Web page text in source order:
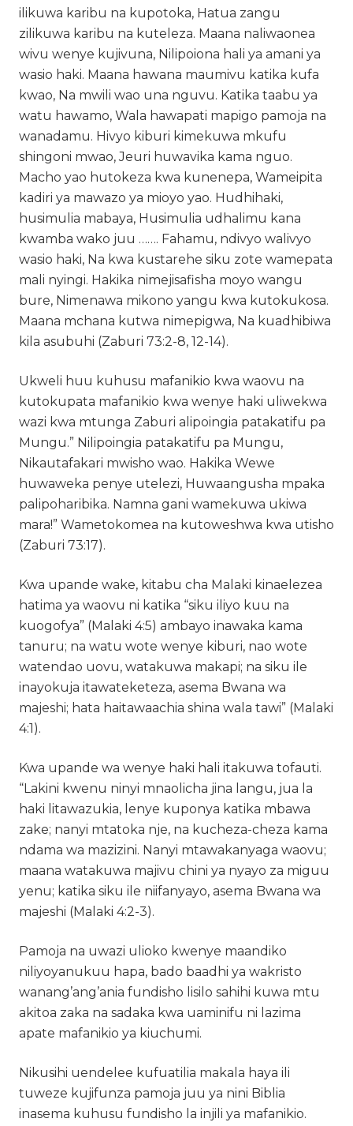
ilikuwa karibu na kupotoka, Hatua zangu
zilikuwa karibu na kuteleza. Maana naliwaonea
wivu wenye kujivuna, Nilipoiona hali ya amani ya
wasio haki. Maana hawana maumivu katika kufa
kwao, Na mwili wao una nguvu. Katika taabu ya
watu hawamo, Wala hawapati mapigo pamoja na
wanadamu. Hivyo kiburi kimekuwa mkufu
shingoni mwao, Jeuri huwavika kama nguo.
Macho yao hutokeza kwa kunenepa, Wameipita
kadiri ya mawazo ya mioyo yao. Hudhihaki,
husimulia mabaya, Husimulia udhalimu kana
kwamba wako juu ……. Fahamu, ndivyo walivyo
wasio haki, Na kwa kustarehe siku zote wamepata
mali nyingi. Hakika nimejisafisha moyo wangu
bure, Nimenawa mikono yangu kwa kutokukosa.
Maana mchana kutwa nimepigwa, Na kuadhibiwa
kila asubuhi (Zaburi 73:2-8, 12-14).
Ukweli huu kuhusu mafanikio kwa waovu na
kutokupata mafanikio kwa wenye haki uliwekwa
wazi kwa mtunga Zaburi alipoingia patakatifu pa
Mungu.” Nilipoingia patakatifu pa Mungu,
Nikautafakari mwisho wao. Hakika Wewe
huwaweka penye utelezi, Huwaangusha mpaka
palipoharibika. Namna gani wamekuwa ukiwa
mara!” Wametokomea na kutoweshwa kwa utisho
(Zaburi 73:17).
Kwa upande wake, kitabu cha Malaki kinaelezea
hatima ya waovu ni katika “siku iliyo kuu na
kuogofya” (Malaki 4:5) ambayo inawaka kama
tanuru; na watu wote wenye kiburi, nao wote
watendao uovu, watakuwa makapi; na siku ile
inayokuja itawateketeza, asema Bwana wa
majeshi; hata haitawaachia shina wala tawi” (Malaki
4:1).
Kwa upande wa wenye haki hali itakuwa tofauti.
“Lakini kwenu ninyi mnaolicha jina langu, jua la
haki litawazukia, lenye kuponya katika mbawa
zake; nanyi mtatoka nje, na kucheza-cheza kama
ndama wa mazizini. Nanyi mtawakanyaga waovu;
maana watakuwa majivu chini ya nyayo za miguu
yenu; katika siku ile niifanyayo, asema Bwana wa
majeshi (Malaki 4:2-3).
Pamoja na uwazi ulioko kwenye maandiko
niliyoyanukuu hapa, bado baadhi ya wakristo
wanang’ang’ania fundisho lisilo sahihi kuwa mtu
akitoa zaka na sadaka kwa uaminifu ni lazima
apate mafanikio ya kiuchumi.
Nikusihi uendelee kufuatilia makala haya ili
tuweze kujifunza pamoja juu ya nini Biblia
inasema kuhusu fundisho la injili ya mafanikio.